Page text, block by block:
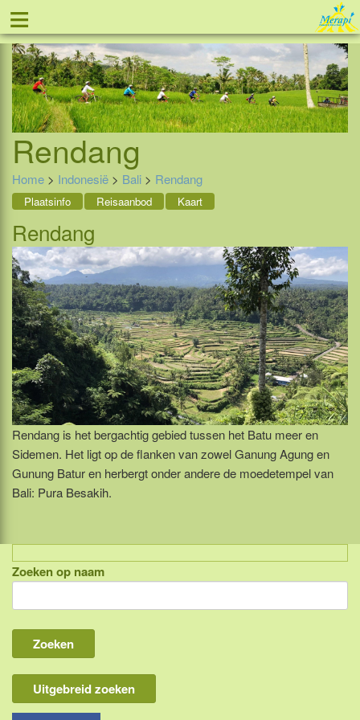
≡ Tel: 088 - 81 11 999
Rendang
Home > Indonesië > Bali > Rendang
Plaatsinfo Reisaanbod Kaart
Rendang
Rendang is het bergachtig gebied tussen het Batu meer en
Sidemen. Het ligt op de flanken van zowel Ganung Agung en
Gunung Batur en herbergt onder andere de moedetempel van
Bali: Pura Besakih.
Indonesië, eilandcombinaties
Bali
Lombok
Flores & Komodo
Overige Sunda eilanden
Zoeken op naam
Uitgebreid zoeken